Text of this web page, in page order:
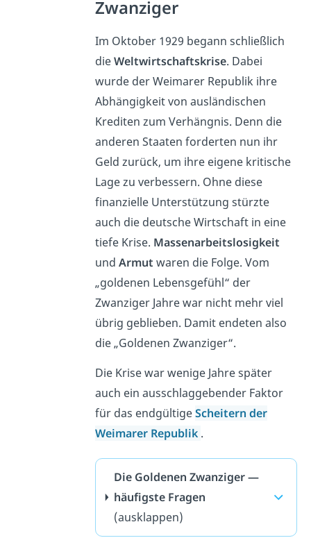
Zwanziger
Im Oktober 1929 begann schließlich
dieWeltwirtschaftskrise. Dabei
wurde der Weimarer Republik ihre
Abhängigkeit von ausländischen
Krediten zum Verhängnis. Denn die
anderen Staaten forderten nun ihr
Geld zurück, um ihre eigene kritische
Lage zu verbessern. Ohne diese
finanzielle Unterstützung stürzte
auch die deutsche Wirtschaft in eine
tiefe Krise. Massenarbeitslosigkeit
und Armut waren die Folge. Vom
„goldenen Lebensgefühl“ der
Zwanziger Jahre war nicht mehr viel
übrig geblieben. Damit endeten also
die „Goldenen Zwanziger“.
Die Krise war wenige Jahre später
auch ein ausschlaggebender Faktor
für das endgültigeScheitern der
Weimarer Republik .
Die Goldenen Zwanziger —
häufigste Fragen
(ausklappen)